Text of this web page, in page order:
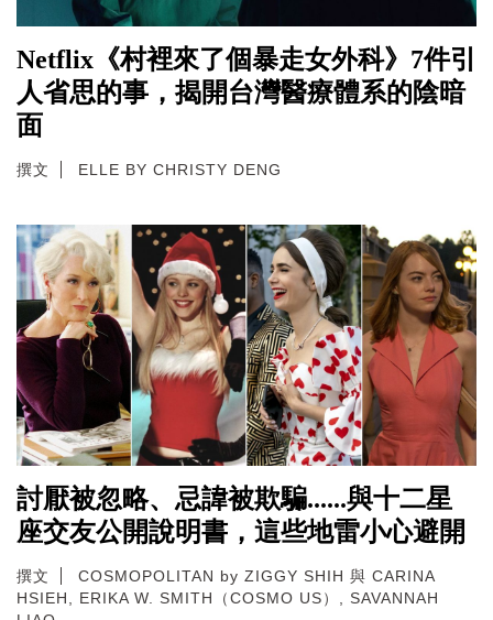
Netflix《村裡來了個暴走女外科》7件引
人省思的事，揭開台灣醫療體系的陰暗
面
撰文 ELLE BY CHRISTY DENG
討厭被忽略、忌諱被欺騙......與十二星
座交友公開說明書，這些地雷小心避開
撰文
COSMOPOLITAN by ZIGGY SHIH 與 CARINA
HSIEH, ERIKA W. SMITH（COSMO US）, SAVANNAH